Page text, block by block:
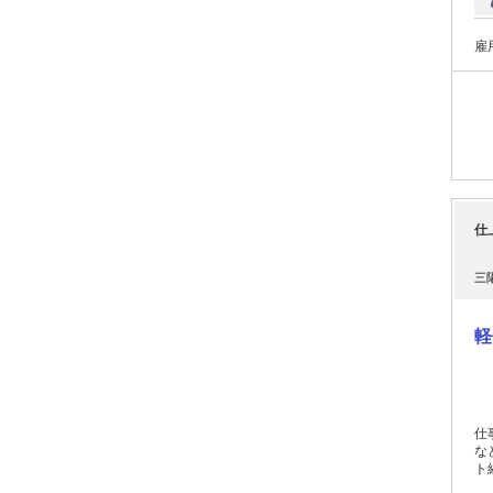
の
書
を
雇
仕
三
仕
な
ト